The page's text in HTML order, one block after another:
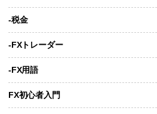
-税金
-FXトレーダー
-FX用語
FX初心者入門